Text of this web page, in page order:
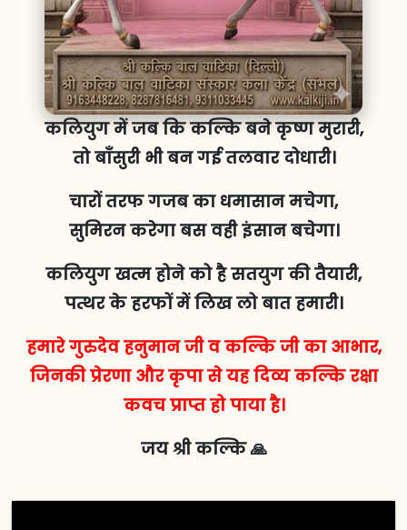
कलियुग में जब कि कल्कि बने कृष्ण मुरारी,
तो बाँसुरी भी बन गई तलवार दोधारी।
चारों तरफ गजब का धमासान मचेगा,
सुमिरन करेगा बस वही इंसान बचेगा।
कलियुग खत्म होने को है सतयुग की तैयारी,
पत्थर के हरफों में लिख लो बात हमारी।
हमारे गुरुदेव हनुमान जी व कल्कि जी का आभार,
जिनकी प्रेरणा और कृपा से यह दिव्य कल्कि रक्षा
कवच प्राप्त हो पाया है।
जय श्री कल्कि 🙏